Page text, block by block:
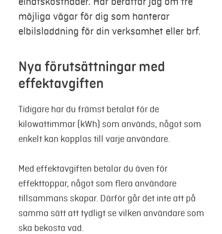
möjliga vägar för dig som hanterar
elbilsladdning för din verksamhet eller brf.
Nya förutsättningar med
effektavgiften
Tidigare har du främst betalat för de
kilowattimmar (kWh) som används, något som
enkelt kan kopplas till varje användare.
Med effektavgiften betalar du även för
effekttoppar, något som flera användare
tillsammans skapar. Därför går det inte att på
samma sätt att tydligt se vilken användare som
ska bekosta vad.